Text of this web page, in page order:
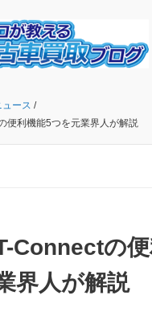
ース /
便利機能5つを元業界人が解説
Connectの
界人が解説